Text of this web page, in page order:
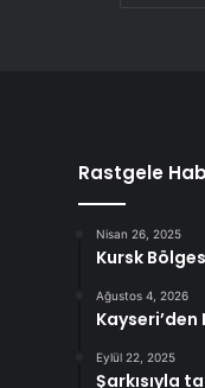
Rastgele
Nisan 26, 2025
Kursk
Ağustos 4, 2026
Kayseri’den
Eylül 22, 2025
Şarkısıyla